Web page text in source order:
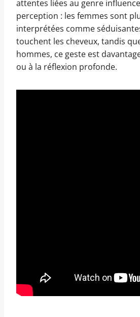
attentes liées au genre
perception : les femmes sont
interprétées comme
touchent les cheveux, tandis
hommes, ce geste est
ou à la réflexion profonde.